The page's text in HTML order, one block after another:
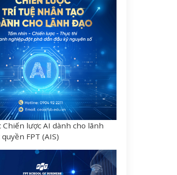
Chiến lược AI dành cho lãnh
FPT (AIS)